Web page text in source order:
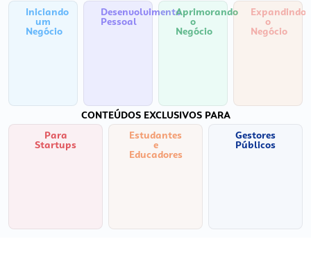
Iniciando
um
Negócio
Desenvolvimento
Pessoal
Aprimorando
o
Negócio
Expandindo
o
Negócio
CONTEÚDOS EXCLUSIVOS PARA
Para
Startups
Estudantes
e
Educadores
Gestores
Públicos